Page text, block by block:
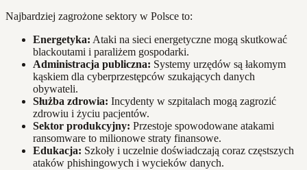
Najbardziej zagrożone sektory w Polsce to:
Energetyka: Ataki na sieci energetyczne mogą skutkować
blackoutami i paraliżem gospodarki.
Administracja publiczna: Systemy urzędów są łakomym
kąskiem dla cyberprzestępców szukających danych
obywateli.
Służba zdrowia: Incydenty w szpitalach mogą zagrozić
zdrowiu i życiu pacjentów.
Sektor produkcyjny: Przestoje spowodowane atakami
ransomware to milionowe straty finansowe.
Edukacja: Szkoły i uczelnie doświadczają coraz częstszych
ataków phishingowych i wycieków danych.